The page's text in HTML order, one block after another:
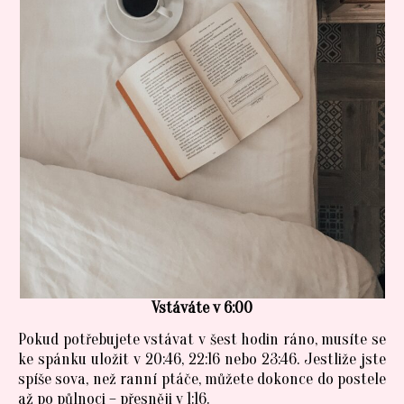
Vstáváte v 6:00
Pokud potřebujete vstávat v šest hodin ráno, musíte se
ke spánku uložit v 20:46, 22:16 nebo 23:46. Jestliže jste
spíše sova, než ranní ptáče, můžete dokonce do postele
až po půlnoci – přesněji v 1:16.